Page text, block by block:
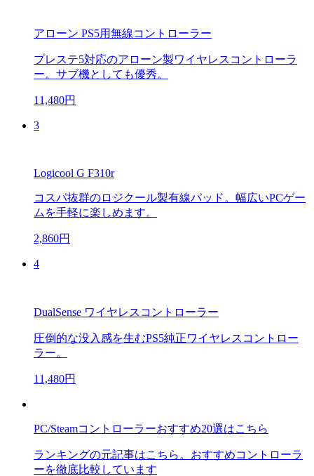
アローン PS5用無線コントローラー
プレステ5対応のアローン製ワイヤレスコントローラ
ー。サブ機としても優秀。
11,480円
3
Logicool G F310r
コスパ抜群のロジクール製有線パッド。幅広いPCゲー
ムを手軽に楽しめます。
2,860円
4
DualSense ワイヤレスコントローラー
圧倒的な没入感を生むPS5純正ワイヤレスコントロー
ラー。
11,480円
PC/Steamコントローラーおすすめ20選はこちら
ランキングの元記事はこちら。おすすめコントローラ
ーを徹底比較しています